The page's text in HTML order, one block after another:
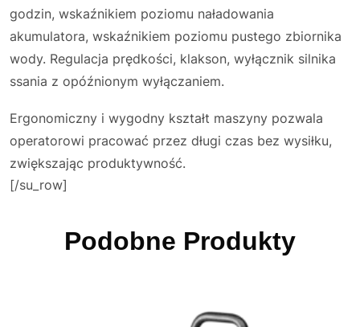
godzin, wskaźnikiem poziomu naładowania
akumulatora, wskaźnikiem poziomu pustego zbiornika
wody. Regulacja prędkości, klakson, wyłącznik silnika
ssania z opóźnionym wyłączaniem.
Ergonomiczny i wygodny kształt maszyny pozwala
operatorowi pracować przez długi czas bez wysiłku,
zwiększając produktywność.
[/su_row]
Podobne Produkty